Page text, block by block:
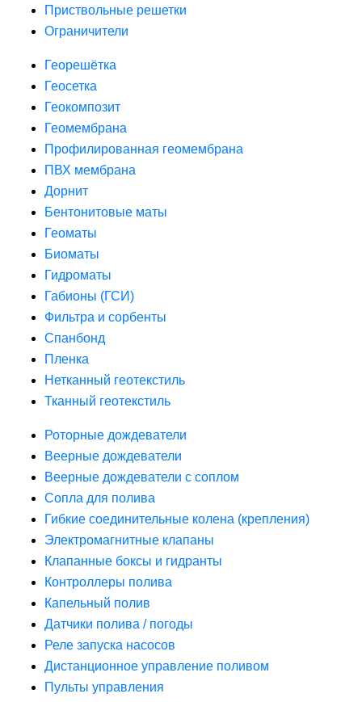
Приствольные решетки
Ограничители
Георешётка
Геосетка
Геокомпозит
Геомембрана
Профилированная геомембрана
ПВХ мембрана
Дорнит
Бентонитовые маты
Геоматы
Биоматы
Гидроматы
Габионы (ГСИ)
Фильтра и сорбенты
Спанбонд
Пленка
Нетканный геотекстиль
Тканный геотекстиль
Роторные дождеватели
Веерные дождеватели
Веерные дождеватели с соплом
Сопла для полива
Гибкие соединительные колена (крепления)
Электромагнитные клапаны
Клапанные боксы и гидранты
Контроллеры полива
Капельный полив
Датчики полива / погоды
Реле запуска насосов
Дистанционное управление поливом
Пульты управления